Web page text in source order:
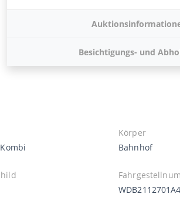
Besichtigungs- und
Körper
Bahnhof